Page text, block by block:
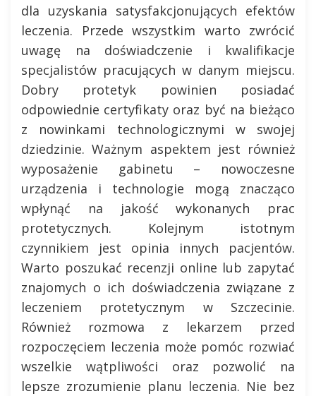
dla uzyskania satysfakcjonujących efektów
leczenia. Przede wszystkim warto zwrócić
uwagę na doświadczenie i kwalifikacje
specjalistów pracujących w danym miejscu.
Dobry protetyk powinien posiadać
odpowiednie certyfikaty oraz być na bieżąco
z nowinkami technologicznymi w swojej
dziedzinie. Ważnym aspektem jest również
wyposażenie gabinetu – nowoczesne
urządzenia i technologie mogą znacząco
wpłynąć na jakość wykonanych prac
protetycznych. Kolejnym istotnym
czynnikiem jest opinia innych pacjentów.
Warto poszukać recenzji online lub zapytać
znajomych o ich doświadczenia związane z
leczeniem protetycznym w Szczecinie.
Również rozmowa z lekarzem przed
rozpoczęciem leczenia może pomóc rozwiać
wszelkie wątpliwości oraz pozwolić na
lepsze zrozumienie planu leczenia. Nie bez